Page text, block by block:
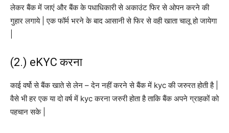
लेकर बैंक में जाएं और बैंक के पधाधिकारी से अकाउंट फिर से ओपन करने की
गुहार लगाये | एक फॉर्म भरने के बाद आसानी से फिर से वही खाता चालू हो जायेगा
(2.) eKYC करना
काई वर्षो से बैंक खाते से लेन – देन नहीं करने से बैंक में kyc की जरुरत होती है |
वैसे भी हर एक या दो वर्ष में kyc करना जरुरी होता है ताकि बैंक अपने ग्राहकों को
पहचान सके |